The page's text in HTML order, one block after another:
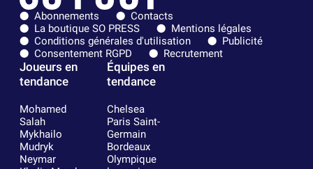
Abonnements
Contacts
La boutique SO PRESS
Mentions légales
Conditions générales d'utilisation
Publicité
Consentement RGPD
Recrutement
Joueurs en
tendance
Mohamed
Salah
Mykhailo
Mudryk
Neymar
Équipes en
tendance
Chelsea
Paris Saint-
Germain
Bordeaux
Olympique